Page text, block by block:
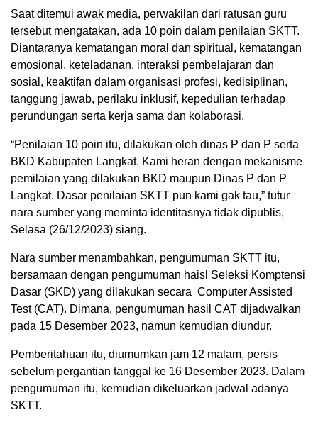
Saat ditemui awak media, perwakilan dari ratusan guru
tersebut mengatakan, ada 10 poin dalam penilaian SKTT.
Diantaranya kematangan moral dan spiritual, kematangan
emosional, keteladanan, interaksi pembelajaran dan
sosial, keaktifan dalam organisasi profesi, kedisiplinan,
tanggung jawab, perilaku inklusif, kepedulian terhadap
perundungan serta kerja sama dan kolaborasi.
“Penilaian 10 poin itu, dilakukan oleh dinas P dan P serta
BKD Kabupaten Langkat. Kami heran dengan mekanisme
pemilaian yang dilakukan BKD maupun Dinas P dan P
Langkat. Dasar penilaian SKTT pun kami gak tau,” tutur
nara sumber yang meminta identitasnya tidak dipublis,
Selasa (26/12/2023) siang.
Nara sumber menambahkan, pengumuman SKTT itu,
bersamaan dengan pengumuman haisl Seleksi Komptensi
Dasar (SKD) yang dilakukan secara Computer Assisted
Test (CAT). Dimana, pengumuman hasil CAT dijadwalkan
pada 15 Desember 2023, namun kemudian diundur.
Pemberitahuan itu, diumumkan jam 12 malam, persis
sebelum pergantian tanggal ke 16 Desember 2023. Dalam
pengumuman itu, kemudian dikeluarkan jadwal adanya
SKTT.